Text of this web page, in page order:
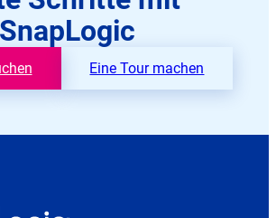
SnapLogic
Eine Tour machen